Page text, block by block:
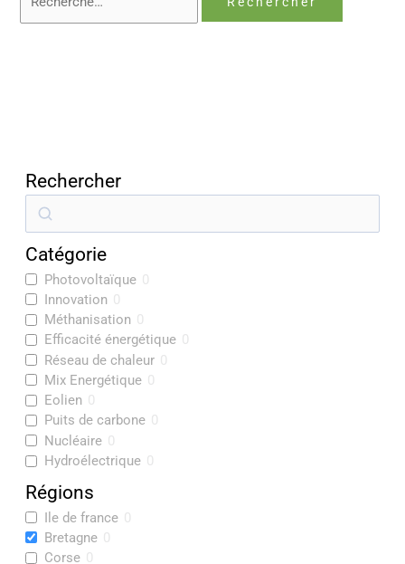
Rechercher
e
c
h
e
r
c
h
e
r
Catégorie
Photovoltaïque 0
Innovation 0
Méthanisation 0
Efficacité énergétique 0
Réseau de chaleur 0
Mix Energétique 0
Eolien 0
Puits de carbone 0
Nucléaire 0
Hydroélectrique 0
Régions
Ile de france 0
Bretagne 0
Corse 0